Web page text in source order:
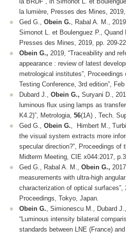
la lumière , Presses des Mines,
Ged G., Obein G. , Rabal A. M.,
Simonot L. et Boulenguez P., Quand
Presses des Mines, 2019, pp. 209-
Obein G., 2019, “Traceability and
appearance : review of latest
metrological institutes”, Proceedings
Testing Conference, 3rd edition”,
Dubard J., Obein G., Suryani D.,
luminous flux using lamps as
K4.2)”, Metrologia, 56(1A) , Tech.
Ged G., Obein G. , Himbert M.,
the visual system extracts more
specular direction?”, Proceedings of
Midterm Meeting, CIE x044:2017,
Ged G., Rabal A. M., Obein G.,
measurements with ultra-high
characterization of optical surfaces”,
Proceedings , Tokyo, Japan.
Obein G. , Simionescu M., Dubard
“Luminous intensity bilateral
standards between LNE (France) and